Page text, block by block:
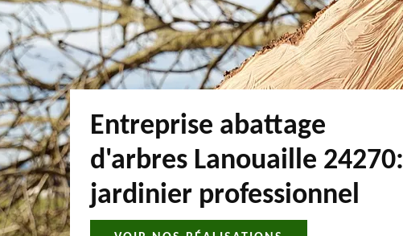
Entreprise abattage
d'arbres Lanouaille 24270:
jardinier professionnel